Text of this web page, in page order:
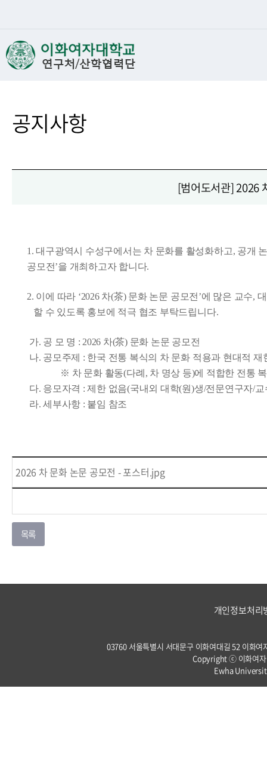
공지사항
[범어도서관] 2026
1. 대구광역시 수성구에서는 차 문화를 활성화하고, 공개
공모전’을 개최하고자 합니다.
2. 이에 따라 ‘2026 차(茶) 문화 논문 공모전’에 많은 교수,
할 수 있도록 홍보에 적극 협조 부탁드립니다.
가. 공 모 명 : 2026 차(茶) 문화 논문 공모전
나. 공모주제 : 한국 전통 복식의 차 문화 적용과 현대적 재
※ 차 문화 활동(다례, 차 명상 등)에 적합한 전통 복
다. 응모자격 : 제한 없음(국내외 대학(원)생/전문연구자/
라. 세부사항 : 붙임 참조
2026 차 문화 논문 공모전 - 포스터.jpg
개인정보처리
03760 서울특별시 서대문구 이화여대길 52 이화
Copyright ⓒ 이화여자
Ewha